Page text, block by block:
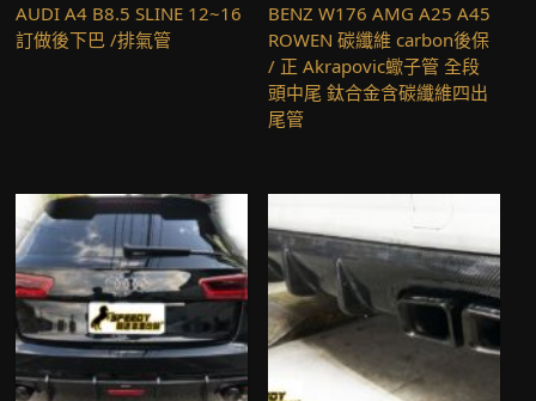
AUDI A4 B8.5 SLINE 12~16
訂做後下巴 /排氣管
BENZ W176 AMG A25 A45
ROWEN 碳纖維 carbon後保
/ 正 Akrapovic蠍子管 全段
頭中尾 鈦合金含碳纖維四出
尾管